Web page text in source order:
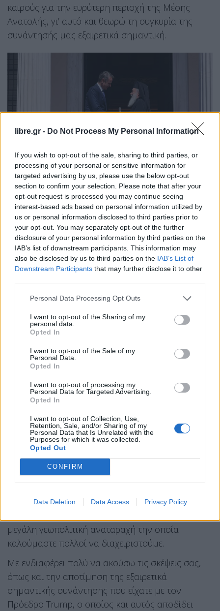
libre.gr - Do Not Process My Personal Information
If you wish to opt-out of the sale, sharing to third parties, or
processing of your personal or sensitive information for
targeted advertising by us, please use the below opt-out
section to confirm your selection. Please note that after your
opt-out request is processed you may continue seeing
interest-based ads based on personal information utilized by
us or personal information disclosed to third parties prior to
your opt-out. You may separately opt-out of the further
disclosure of your personal information by third parties on the
IAB’s list of downstream participants. This information may
also be disclosed by us to third parties on the IAB’s List of
Downstream Participants that may further disclose it to other
Personal Data Processing Opt Outs
I want to opt-out of the Sharing of my
personal data.
Opted In
I want to opt-out of the Sale of my
Personal Data.
Opted In
I want to opt-out of processing my
Personal Data for Targeted Advertising.
Opted In
I want to opt-out of Collection, Use,
Retention, Sale, and/or Sharing of my
Personal Data that Is Unrelated with the
Purposes for which it was collected.
Opted Out
CONFIRM
Data Deletion Data Access Privacy Policy
καιρούς για την ευρύτερη περιοχή της Μέσης
Ανατολής, γι’ αυτό και θεωρώ τη συγκυρία της
συνάντησής μας εξαιρετικά σημαντική.
Συνάντηση του Πρωθυπουργού Κυριάκου Μητσοτάκη με τον
Πατριάρχη της Αγίας Πόλεως Ιερουσαλήμ και πάσης Παλαιστίνης
κ.κ. Θεόφιλο Γ΄στο Μέγαρο Μαξίμου. Δευτέρα 8 Ιουνίου 2026
(ΓΙΑΝΝΗΣ ΠΑΝΑΓΟΠΟΥΛΟΣ / EUROKINISSI)
Ενθυμούμαι πάντα ότι στη σημαία του
γράμματα «Φ» και «Τ», «φύλακες του τάφου», κάτι
το οποίο υποδηλώνει την ιστορικότητα του
γένους, αλλά και την πολύ μεγάλη σημασία την
συνεργασία με το Πατριαρχείο Ιεροσολύμων και
βέβαια τον ρόλο που παίζουν και τα τέσσερα
πρεσβυγενή Πατριαρχεία -προεξέχουσας, βέβαια,
της μεγάλης Εκκλησίας της Κωνσταντινούπολης-
κόσμου.
Ξέρω ότι και εσείς, όπως και εγώ, νοιαζόμαστε
ιδιαίτερα για τη διαφύλαξη του ιδιαίτερου status
quo των Αγίων Τόπων, όπως νοιαζόμαστε και για
πληθυσμών στη Μέση Ανατολή, οι οποίοι και
μεγάλη γεωπολιτική αναταραχή την οποία
καλούμαστε πολλοί να διαχειριστούμε.
Με ενδιαφέρει πολύ να ακούσω τις σκέψεις σας,
όπως και την αποτίμηση της εξαιρετικά
σημαντικής συνάντησης που είχατε με τον
Πρόεδρο Trump, ο οποίος και αυτός αποδίδει